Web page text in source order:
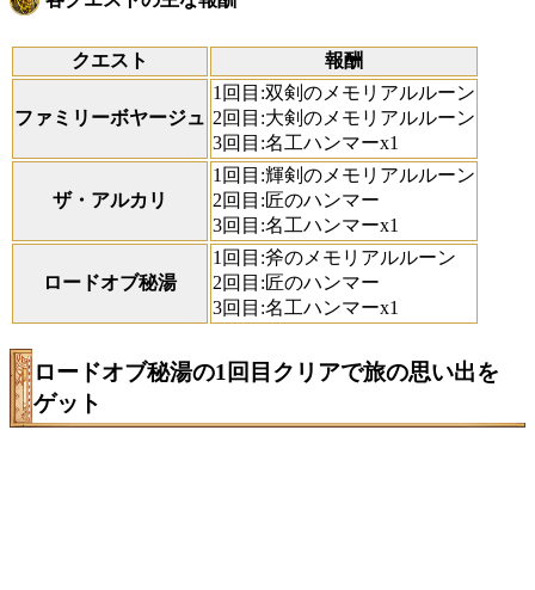
クエスト 報酬
ファミリーボヤージュ
1回目:双剣のメモリアルルーン
2回目:大剣のメモリアルルーン
3回目:名工ハンマーx1
ザ・アルカリ
1回目:輝剣のメモリアルルーン
2回目:匠のハンマー
3回目:名工ハンマーx1
ロードオブ秘湯
1回目:斧のメモリアルルーン
2回目:匠のハンマー
3回目:名工ハンマーx1
ロードオブ秘湯の1回目クリアで旅の思い出を
ゲット